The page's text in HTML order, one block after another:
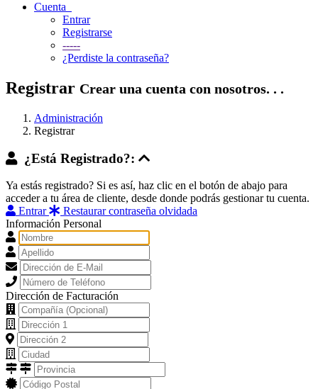
Cuenta
Entrar
Registrarse
-----
¿Perdiste la contraseña?
Registrar Crear una cuenta con nosotros. . .
Administración
Registrar
¿Está Registrado?:
Ya estás registrado? Si es así, haz clic en el botón de abajo para
acceder a tu área de cliente, desde donde podrás gestionar tu cuenta.
Entrar
Restaurar contraseña olvidada
Información Personal
Dirección de Facturación